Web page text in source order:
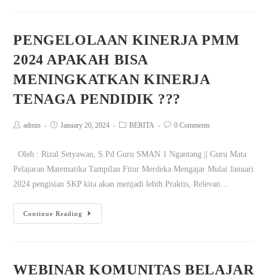
PENGELOLAAN KINERJA PMM
2024 APAKAH BISA
MENINGKATKAN KINERJA
TENAGA PENDIDIK ???
admin January 20, 2024 BERITA 0 Comments
Oleh : Rizal Setyawan, S.Pd Guru SMAN 1 Ngantang || Guru Mata
Pelajaran Matematika Tampilan Fitur Merdeka Mengajar Mulai Januari
2024 pengisian SKP kita akan menjadi lebih Praktis, Relevan…
Continue Reading
WEBINAR KOMUNITAS BELAJAR